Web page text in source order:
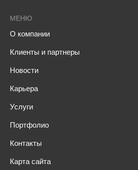
МЕНЮ
О компании
Клиенты и партнеры
Новости
Карьера
Услуги
Портфолио
Контакты
Карта сайта